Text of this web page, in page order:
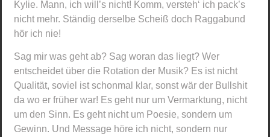
Kylie. Mann, ich will’s nicht! Komm, versteh‘ ich pack’s
nicht mehr. Ständig derselbe Scheiß doch Raggabund
hör ich nie!
Sag mir was geht ab? Sag woran das liegt? Wer
entscheidet über die Rotation der Musik? Es ist nicht
Qualität, soviel ist schonmal klar, sonst wär der Bullshit
da wo er früher war! Es geht nur um Vermarktung, nicht
um den Sinn. Es geht nicht um Poesie, sondern um
Gewinn. Und Message höre ich nicht, sondern nur